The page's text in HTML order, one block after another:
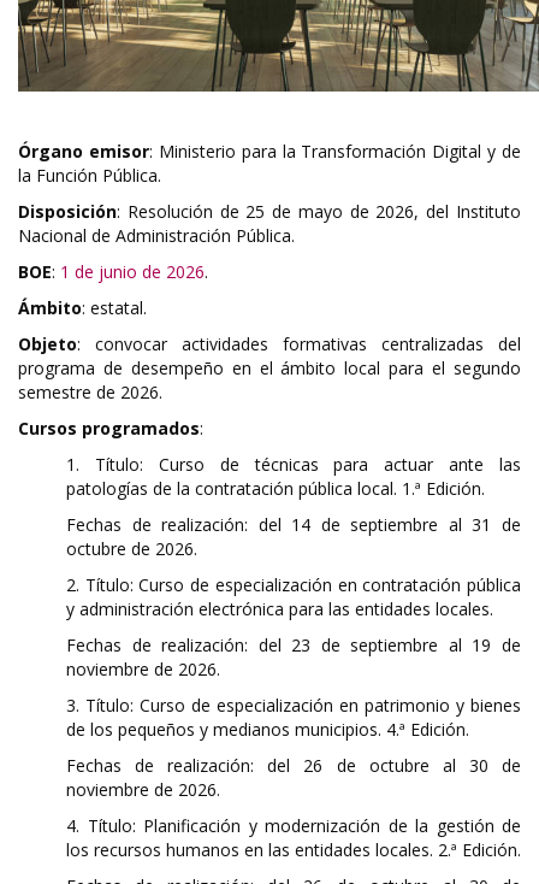
Órgano emisor: Ministerio para la Transformación Digital y de
la Función Pública.
Disposición: Resolución de 25 de mayo de 2026, del Instituto
Nacional de Administración Pública.
BOE: 1 de junio de 2026.
Ámbito: estatal.
Objeto: convocar actividades formativas centralizadas del
programa de desempeño en el ámbito local para el segundo
semestre de 2026.
Cursos programados:
1. Título: Curso de técnicas para actuar ante las
patologías de la contratación pública local. 1.ª Edición.
Fechas de realización: del 14 de septiembre al 31 de
octubre de 2026.
2. Título: Curso de especialización en contratación pública
y administración electrónica para las entidades locales.
Fechas de realización: del 23 de septiembre al 19 de
noviembre de 2026.
3. Título: Curso de especialización en patrimonio y bienes
de los pequeños y medianos municipios. 4.ª Edición.
Fechas de realización: del 26 de octubre al 30 de
noviembre de 2026.
4. Título: Planificación y modernización de la gestión de
los recursos humanos en las entidades locales. 2.ª Edición.